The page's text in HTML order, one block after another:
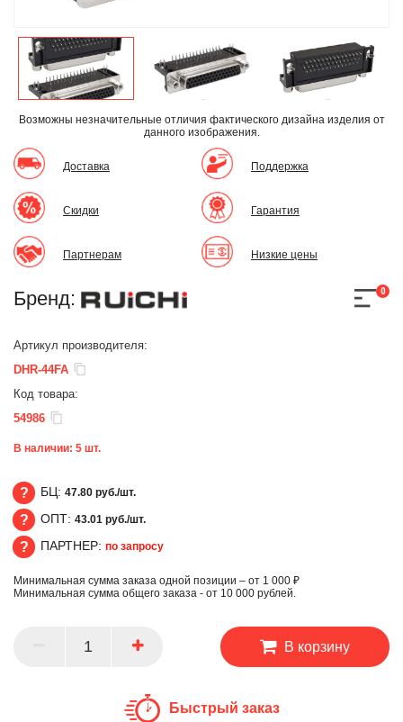
Возможны незначительные отличия фактического дизайна изделия от
данного изображения.
Доставка
Скидки
Партнерам
Поддержка
Гарантия
Низкие цены
Бренд: 0
Артикул производителя:
DHR-44FA
Код товара:
54986
В наличии: 5 шт.
БЦ
БЦ: 47.80 руб./шт.
ОПТ
ОПТ: 43.01 руб./шт.
ПАРТНЕР
ПАРТНЕР: по запросу
Минимальная сумма заказа одной позиции – от 1 000 ₽
Минимальная сумма общего заказа - от 10 000 рублей.
В корзину
Быстрый заказ